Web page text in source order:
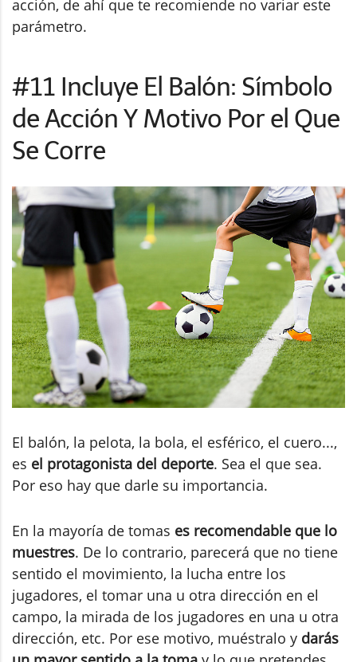
acción, de ahí que te recomiende no variar este
parámetro.
#11 Incluye El Balón: Símbolo
de Acción Y Motivo Por el Que
Se Corre
El balón, la pelota, la bola, el esférico, el cuero...,
es el protagonista del deporte. Sea el que sea.
Por eso hay que darle su importancia.
En la mayoría de tomas es recomendable que lo
muestres. De lo contrario, parecerá que no tiene
sentido el movimiento, la lucha entre los
jugadores, el tomar una u otra dirección en el
campo, la mirada de los jugadores en una u otra
dirección, etc. Por ese motivo, muéstralo y darás